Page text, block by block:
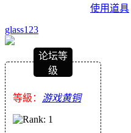
使用道具
glass123
论坛等
级
等級： 游戏黄铜